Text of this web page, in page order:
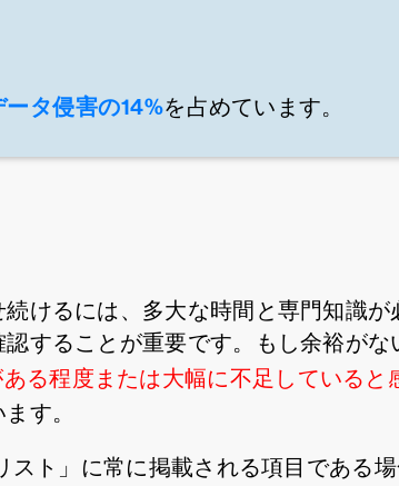
ータ侵害の14%を占めています。
けるには、多大な時間と専門知識
することが重要です。もし余裕が
る程度または大幅に不足していると
す。
ト」に常に掲載される項目である